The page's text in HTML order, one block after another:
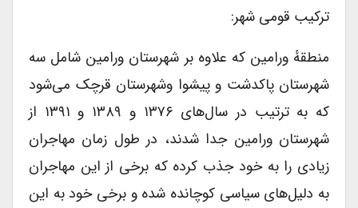
ترکیب قومی شهر:
منطقهٔ ورامین که علاوه بر شهرستان ورامین شامل سه
شهرستان پاکدشت و پیشوا وشهرستان قرچک می‌شود
که به ترتیب در سال‌های ۱۳۷۶ و ۱۳۸۹ و ۱۳۹۱ از
شهرستان ورامین جدا شدند، در طول زمان مهاجران
زیادی را به خود جذب کرده که برخی از این مهاجران
به دلیل‌های سیاسی کوچانده شده و برخی خود به این